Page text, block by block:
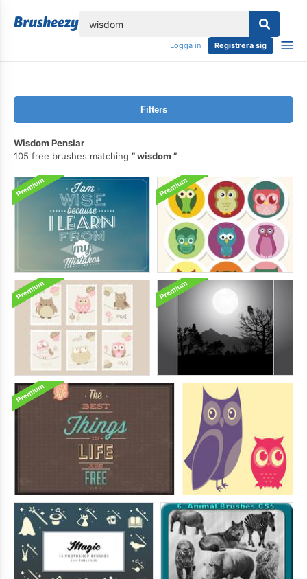
Logga in Registrera sig
Filters
Wisdom Penslar
105 free brushes matching
wisdom